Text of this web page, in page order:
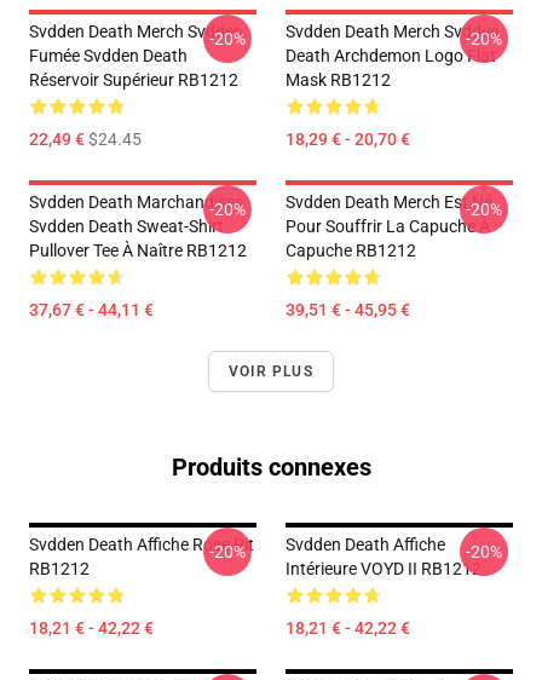
Svdden Death Merch Svdden
Fumée Svdden Death
Réservoir Supérieur RB1212
22,49 €$24.45
-20%
Svdden Death Merch Svdden
Death Archdemon Logo Flat
Mask RB1212
18,29 € - 20,70 €
-20%
Svdden Death Marchandises
Svdden Death Sweat-Shirt
Pullover Tee À Naître RB1212
37,67 € - 44,11 €
-20%
Svdden Death Merch Est Né
Pour Souffrir La Capuche À
Capuche RB1212
39,51 € - 45,95 €
-20%
VOIR PLUS
Produits connexes
Svdden Death Affiche Rose Pit
RB1212
18,21 € - 42,22 €
-20%
Svdden Death Affiche
Intérieure VOYD II RB1212
18,21 € - 42,22 €
-20%